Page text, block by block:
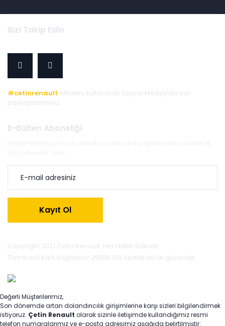
Bizi Takip Edin
#cetinrenault etiketini kullanarak Sosyal Medya'da bizi
paylaşabilirsiniz.
E-Bülten Aboneliği
Kayıt Ol
Copyright 2021 Cetin Renault. Her Hakkı Saklıdır.
Tüm kredi kartı bilgileriniz 256Bit SSL sertifikası ile güvende.
Değerli Müşterilerimiz,
Son dönemde artan dolandırıcılık girişimlerine karşı sizleri bilgilendirmek
istiyoruz. Çetin Renault olarak sizinle iletişimde kullandığımız resmi
telefon numaralarımız ve e-posta adresimiz aşağıda belirtilmiştir: